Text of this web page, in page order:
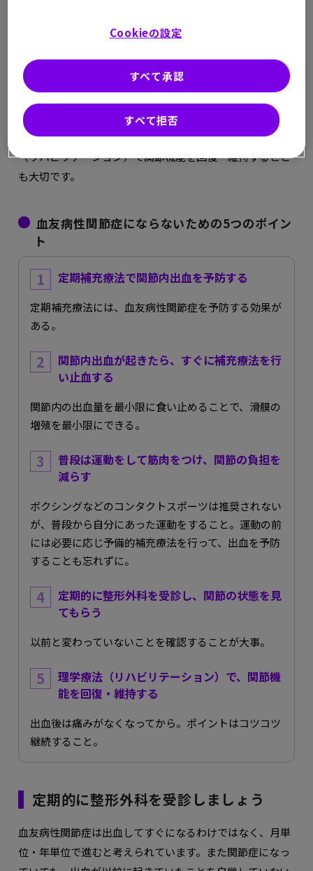
このような関節内出血による悪循環を断ち切るためには、
定期補充療法によって関節内出血を予防すること、また関
節内出血が起きてもすぐに補充療法を行い止血すること、
ことがとても重要になります。さらには、定期的に整形外
科を受診して関節の状態を診てもらうことや、理学療法
（リハビリテーション）で関節機能を回復・維持すること
も大切です。
血友病性関節症にならないための5つのポイン
ト
定期補充療法で関節内出血を予防する
定期補充療法には、血友病性関節症を予防する効果が
ある。
関節内出血が起きたら、すぐに補充療法を行
い止血する
関節内の出血量を最小限に食い止めることで、滑膜の
増殖を最小限にできる。
普段は運動をして筋肉をつけ、関節の負担を
減らす
ボクシングなどのコンタクトスポーツは推奨されない
が、普段から自分にあった運動をすること。運動の前
には必要に応じ予備的補充療法を行って、出血を予防
することも忘れずに。
定期的に整形外科を受診し、関節の状態を見
てもらう
以前と変わっていないことを確認することが大事。
理学療法（リハビリテーション）で、関節機
能を回復・維持する
出血後は痛みがなくなってから。ポイントはコツコツ
継続すること。
定期的に整形外科を受診しましょう
血友病性関節症は出血してすぐになるわけではなく、月単
位・年単位で進むと考えられています。また関節症になっ
Cookieの設定
すべて拒否
すべて承認